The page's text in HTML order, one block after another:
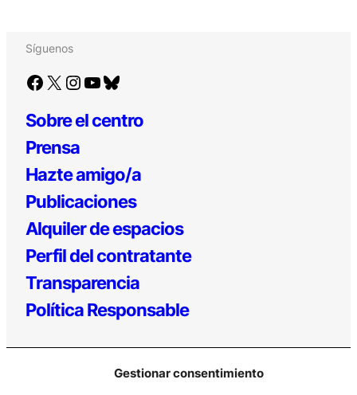
Gestionar consentimiento
Síguenos
Facebook X Instagram YouTube Bluesky
Sobre el centro
Prensa
Hazte amigo/a
Publicaciones
Alquiler de espacios
Perfil del contratante
Transparencia
Política Responsable